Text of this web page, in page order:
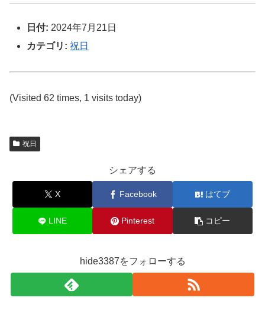
日付: 2024年7月21日
カテゴリ: 祝日
(Visited 62 times, 1 visits today)
祝日
シェアする
X Facebook はてブ
LINE Pinterest コピー
hide3387をフォローする